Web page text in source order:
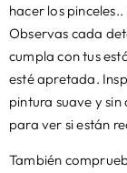
hacer los
Observas cada
cumpla con tus
esté apretada.
pintura suave y
para ver si están
También